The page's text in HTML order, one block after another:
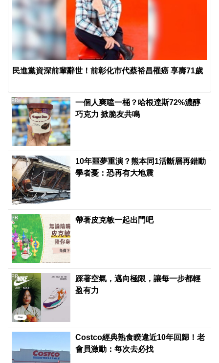
民進黨資深前輩辭世！前彰化市代蔡裕昌罹癌 享壽71歲
一個人爽嗑一桶？哈根達斯72%濃醇
巧克力 掀脆友共鳴
PR
10年噩夢重演？熊本同1活斷層再錯動
學者憂：恐再有大地震
帶著皮克敏一起出門吧
PR
踩著空氣，邁向極限，讓每一步都輕
盈有力
PR
Costco經典熟食睽違近10年回歸！老
會員激動：每次去必找